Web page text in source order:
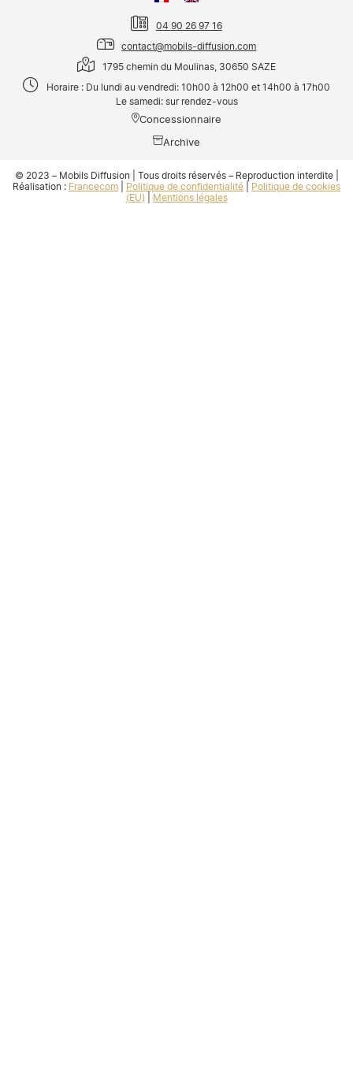
04 90 26 97 16
contact@mobils-diffusion.com
1795 chemin du Moulinas, 30650 SAZE
Horaire : Du lundi au vendredi: 10h00 à 12h00 et 14h00 à 17h00
Le samedi: sur rendez-vous
Concessionnaire
Archive
© 2023 – Mobils Diffusion | Tous droits réservés – Reproduction interdite |
Réalisation : Francecom Politique de confidentialité
Politique de cookies
(EU)
Mentions légales